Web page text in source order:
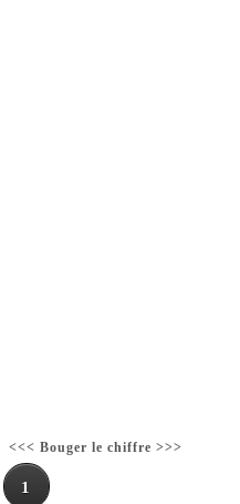
<<< Bouger le chiffre >>>
1